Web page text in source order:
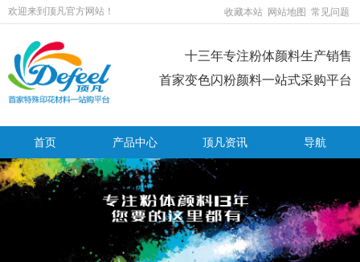
欢迎来到顶凡官方网站！ 收藏本站 网站地图 常见问题
十三年专注粉体颜料生产销售
首家变色闪粉颜料一站式采购平台
首页 产品中心 顶凡资讯 导航